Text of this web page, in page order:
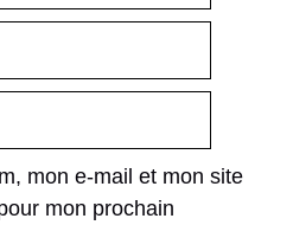
mon e-mail et mon site
mon prochain